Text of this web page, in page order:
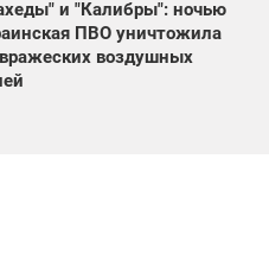
и "Калибры": ночью
ПВО уничтожила
воздушных